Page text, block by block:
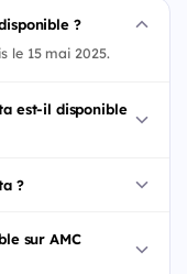
?
le 15 mai 2025.
est-il disponible
?
sur AMC